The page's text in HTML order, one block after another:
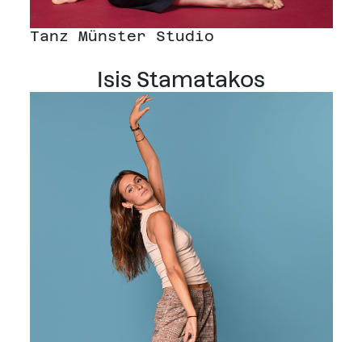
Tanz Münster Studio
Isis Stamatakos